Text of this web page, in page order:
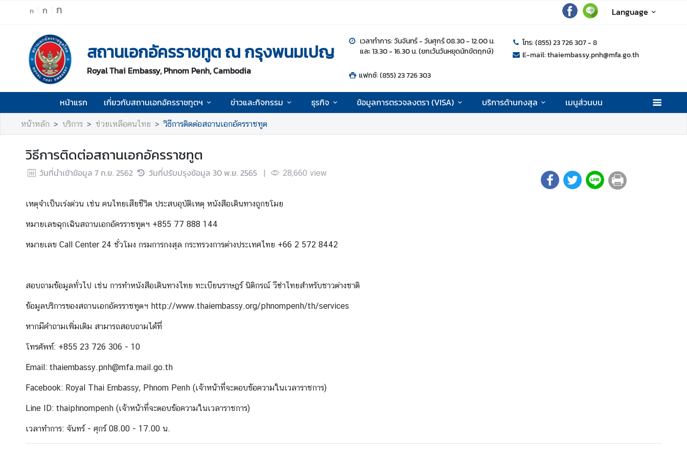
ก ก ก Language
สถานเอกอัครราชทูต ณ กรุงพนมเปญ
Royal Thai Embassy, Phnom Penh, Cambodia
เวลาทำการ: วันจันทร์ - วันศุกร์ 08.30 - 12.00 น.
และ 13.30 - 16.30 น. (ยกเว้นวันหยุดนักขัตฤกษ์)
แฟกซ์: (855) 23 726 303
โทร: (855) 23 726 307 - 8
E-mail: thaiembassy.pnh@mfa.go.th
หน้าแรก เกี่ยวกับสถานเอกอัครราชทูตฯ ข่าวและกิจกรรม ธุรกิจ ข้อมูลการตรวจลงตรา (VISA) บริการด้านกงสุล เมนูส่วนบน
ก
เ
กี่
ว
กั
บ
ถ
น
อ
ค
ร
ร
า
ทู
ต
ฯ
ข่
ว
แ
หน้าหลัก บริการ ช่วยเหลือคนไทย วิธีการติดต่อสถานเอกอัครราชทูต
วิธีการติดต่อสถานเอกอัครราชทูต
วันที่นำเข้าข้อมูล 7 ก.ย. 2562 วันที่ปรับปรุงข้อมูล 30 พ.ย. 2565 | 28,660 view
เหตุจำเป็นเร่งด่วน เช่น คนไทยเสียชีวิต ประสบอุบัติเหตุ หนังสือเดินทางถูกขโมย
หมายเลขฉุกเฉินสถานเอกอัครราชทูตฯ +855 77 888 144
หมายเลข Call Center 24 ชั่วโมง กรมการกงสุล กระทรวงการต่างประเทศไทย +66 2 572 8442
สอบถามข้อมูลทั่วไป เช่น การทำหนังสือเดินทางไทย ทะเบียนราษฎร์ นิติกรณ์ วีซ่าไทยสำหรับชาวต่างชาติ
ข้อมูลบริการของสถานเอกอัครราชทูตฯ http://www.thaiembassy.org/phnompenh/th/services
หากมีคำถามเพิ่มเติม สามารถสอบถามได้ที่
โทรศัพท์: +855 23 726 306 - 10
Email: thaiembassy.pnh@mfa.mail.go.th
Facebook: Royal Thai Embassy, Phnom Penh (เจ้าหน้าที่จะตอบข้อความในเวลาราชการ)
Line ID: thaiphnompenh (เจ้าหน้าที่จะตอบข้อความในเวลาราชการ)
เวลาทำการ: จันทร์ - ศุกร์ 08.00 - 17.00 น.